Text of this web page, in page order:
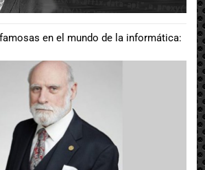
en el mundo de la informática: